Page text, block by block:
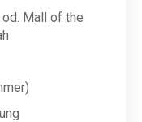
Mall of the